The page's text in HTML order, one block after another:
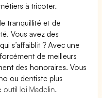
à tricoter.
tranquillité et de
Vous avez des
s’affaiblit ? Avec une
de meilleurs
des honoraires. Vous
ou dentiste plus
outil loi Madelin.